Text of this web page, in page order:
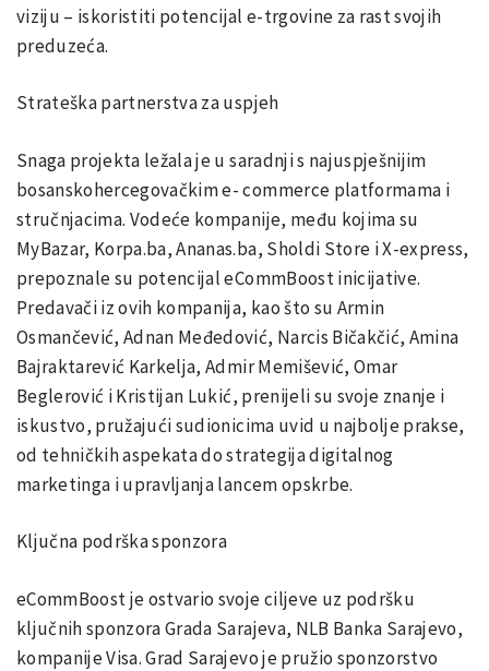
viziju – iskoristiti potencijal e-trgovine za rast svojih
preduzeća.
Strateška partnerstva za uspjeh
Snaga projekta ležala je u saradnji s najuspješnijim
bosanskohercegovačkim e- commerce platformama i
stručnjacima. Vodeće kompanije, među kojima su
MyBazar, Korpa.ba, Ananas.ba, Sholdi Store i X-express,
prepoznale su potencijal eCommBoost inicijative.
Predavači iz ovih kompanija, kao što su Armin
Osmančević, Adnan Međedović, Narcis Bičakčić, Amina
Bajraktarević Karkelja, Admir Memišević, Omar
Beglerović i Kristijan Lukić, prenijeli su svoje znanje i
iskustvo, pružajući sudionicima uvid u najbolje prakse,
od tehničkih aspekata do strategija digitalnog
marketinga i upravljanja lancem opskrbe.
Ključna podrška sponzora
eCommBoost je ostvario svoje ciljeve uz podršku
ključnih sponzora Grada Sarajeva, NLB Banka Sarajevo,
kompanije Visa. Grad Sarajevo je pružio sponzorstvo